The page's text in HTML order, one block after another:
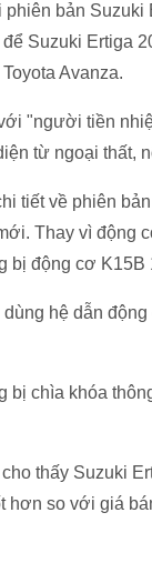
phiên bản
Suzuki Ertiga
Avanza.
"người tiền
từ ngoại thất,
tiết về phiên
Thay vì động
bị động cơ
hệ dẫn
bị chìa khóa
thấy Suzuki
hơn so với giá